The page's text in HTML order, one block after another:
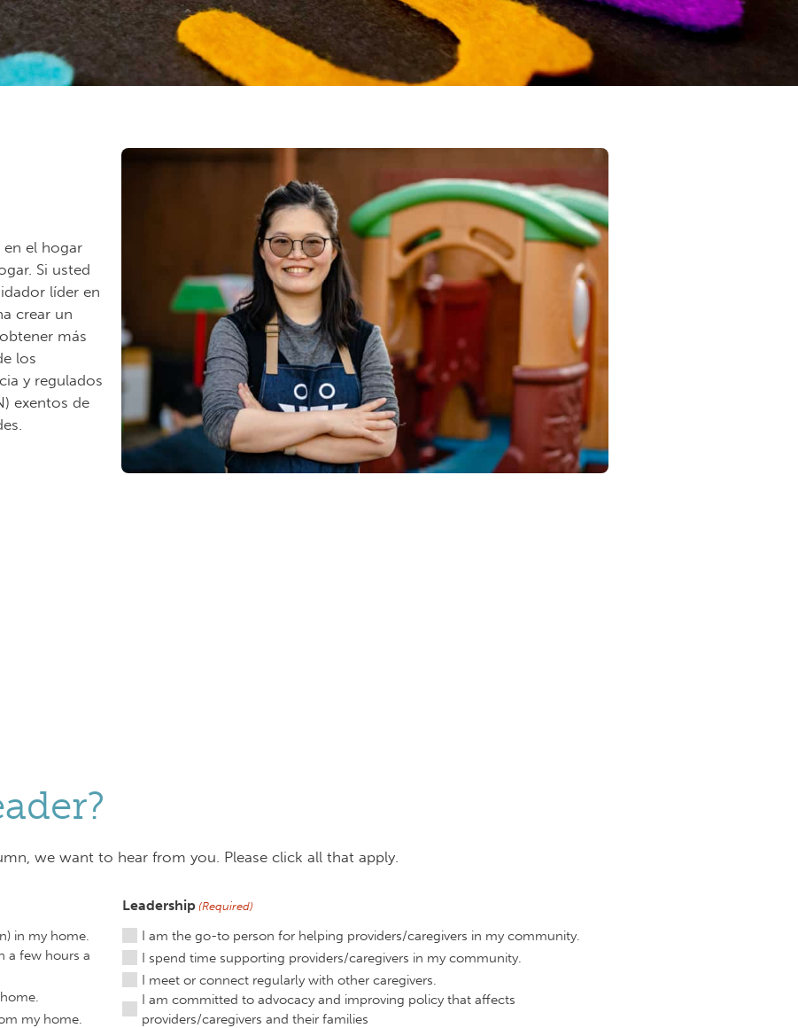
el hogar
Si usted
líder en
crear un
más
los
y regulados
exentos de
we want to hear from you. Please click all that apply.
in my home.
a few hours a
my home.
Leadership (Required)
I am the go-to person for helping providers/caregivers in my community.
I spend time supporting providers/caregivers in my community.
I meet or connect regularly with other caregivers.
I am committed to advocacy and improving policy that affects
providers/caregivers and their families